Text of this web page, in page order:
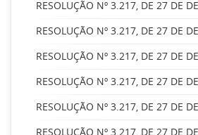
RESOLUÇÃO Nº 3.217, DE 27 DE
RESOLUÇÃO Nº 3.217, DE 27 DE
RESOLUÇÃO Nº 3.217, DE 27 DE
RESOLUÇÃO Nº 3.217, DE 27 DE
RESOLUÇÃO Nº 3.217, DE 27 DE
RESOLUÇÃO Nº 3.217, DE 27 DE